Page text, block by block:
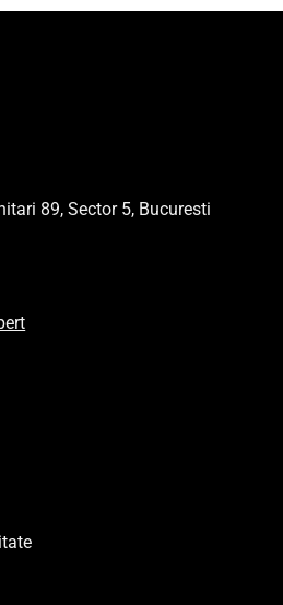
89, Sector 5, Bucuresti